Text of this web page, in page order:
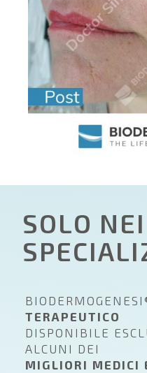
SOLO
TERAPEUTICO
DISPONIBILE
ALCUNI DEI
MIGLIORI MEDICI